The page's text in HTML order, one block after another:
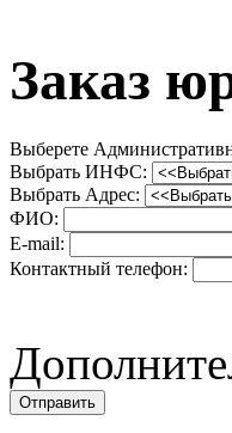
Заказ
Выберете
Выбрать ИНФС:
Выбрать Адрес:
ФИО:
E-mail:
Контактный телефон: